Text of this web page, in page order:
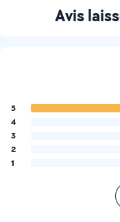
Avis
5
4
3
2
1